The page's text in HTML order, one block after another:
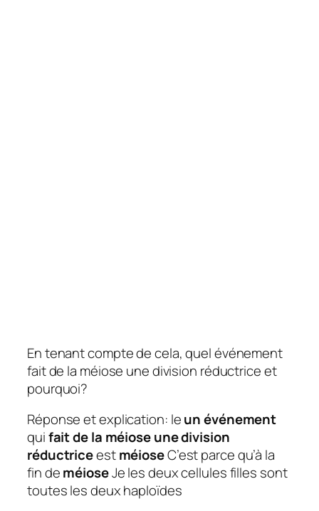
En tenant compte de cela, quel événement
fait de la méiose une division réductrice et
pourquoi?
Réponse et explication: leun événement
quifait de la méiose une division
réductriceestméioseC’est parce qu’à la
fin deméioseJe les deux cellules filles sont
toutes les deux haploïdes